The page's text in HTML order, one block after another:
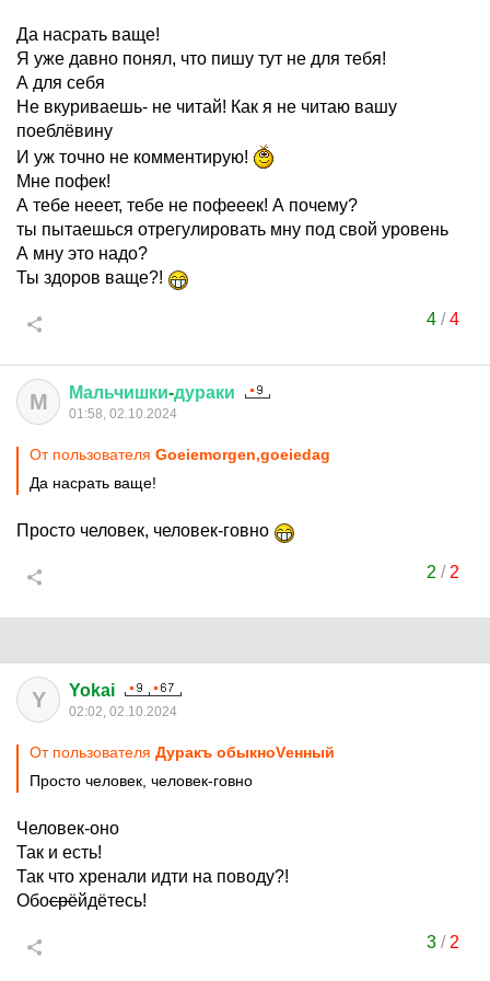
Да насрать ваще!
Я уже давно понял, что пишу тут не для тебя!
А для себя
Не вкуриваешь- не читай! Как я не читаю вашу
поеблёвину
И уж точно не комментирую!
Мне пофек!
А тебе нееет, тебе не пофееек! А почему?
ты пытаешься отрегулировать мну под свой уровень
А мну это надо?
Ты здоров ваще?!
4/4
М Мальчишки-дураки
01:58, 02.10.2024
От пользователя Goeiemorgen,goeiedag
Да насрать ваще!
Просто человек, человек-говно
2 / 2
Y Yokai
02:02, 02.10.2024
От пользователя Дуракъ обыкноVенный
Просто человек, человек-говно
Человек-оно
Так и есть!
Так что хренали идти на поводу?!
Обосрёйдётесь!
3/ 2